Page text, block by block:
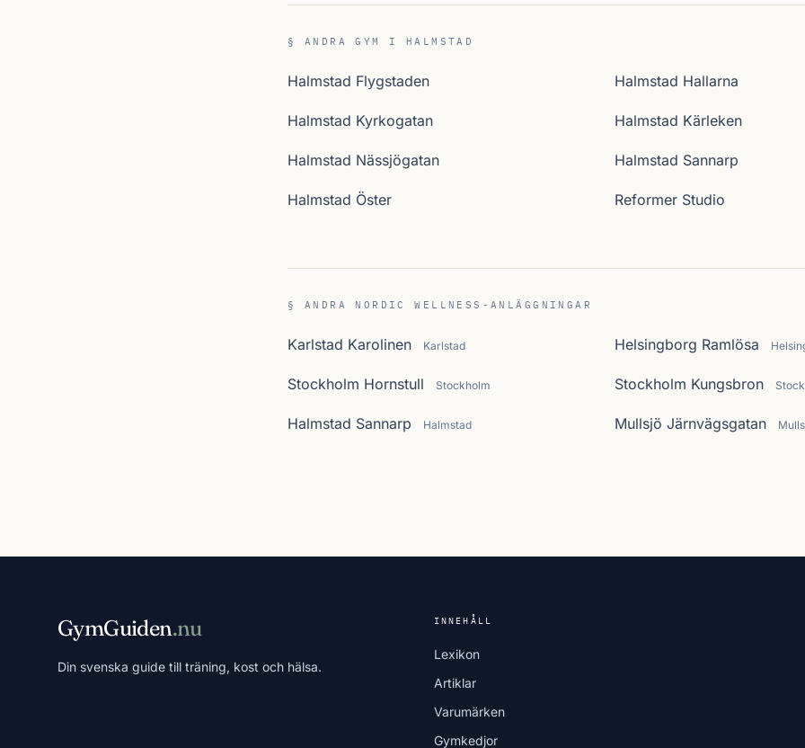
§ ANDRA GYM I HALMSTAD
Halmstad Flygstaden Halmstad Hallarna
Halmstad Kyrkogatan Halmstad Kärleken
Halmstad Nässjögatan Halmstad Sannarp
Halmstad Öster Reformer Studio
§ ANDRA NORDIC WELLNESS-ANLÄGGNINGAR
Karlstad Karolinen Karlstad Helsingborg Ramlösa
Stockholm Hornstull Stockholm Stockholm Kungsbron
Halmstad Sannarp Halmstad Mullsjö Järnvägsgatan
GymGuiden.nu
Din svenska guide till träning, kost och hälsa.
INNEHÅLL
Lexikon
Artiklar
Varumärken
Gymkedjor